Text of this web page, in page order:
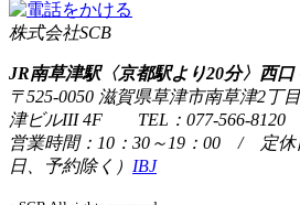
株式会社SCB
JR南草津駅〈京都駅より20分〉西口
〒525-0050 滋賀県草津市南草津2丁
津ビルIII 4F TEL：077-566-8120
営業時間：10：30～19：00 / 定休
日、予約除く） IBJ